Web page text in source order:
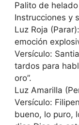
Palito de
Instrucciones y
Luz Roja
emoción
Versículo:
tardos para
oro”.
Luz Amarilla
Versículo:
bueno, lo puro,